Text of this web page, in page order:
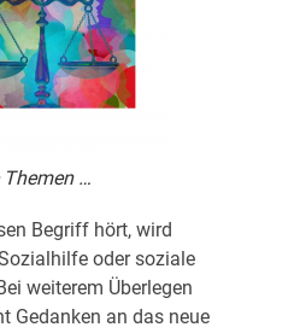
…
Begriff hört, wird
oder soziale
weiterem Überlegen
Gedanken an das neue